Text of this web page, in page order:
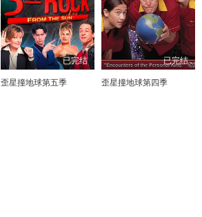
已完结
歪星撞地球第五季
已完结
歪星撞地球第四季